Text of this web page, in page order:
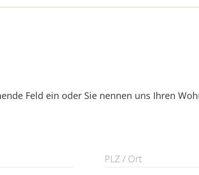
Feld ein oder Sie nennen uns Ihren